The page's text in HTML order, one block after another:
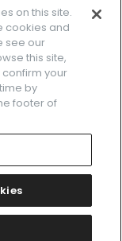
twitter
Settings
社の商標です。
on this site.
cookies and
see our
this site,
your
by
footer of